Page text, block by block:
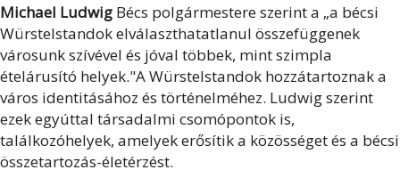
Michael Ludwig Bécs polgármestere szerint a „a bécsi
Würstelstandok elválaszthatatlanul összefüggenek
városunk szívével és jóval többek, mint szimpla
ételárusító helyek."A Würstelstandok hozzátartoznak a
város identitásához és történelméhez. Ludwig szerint
ezek egyúttal társadalmi csomópontok is,
találkozóhelyek, amelyek erősítik a közösséget és a bécsi
összetartozás-életérzést.